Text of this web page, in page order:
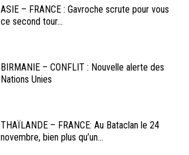
ASIE – FRANCE : Gavroche scrute pour vous
ce second tour...
BIRMANIE – CONFLIT : Nouvelle alerte des
Nations Unies
THAÏLANDE – FRANCE: Au Bataclan le 24
novembre, bien plus qu’un...